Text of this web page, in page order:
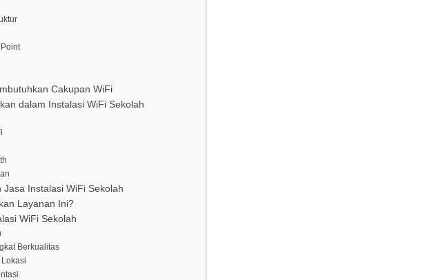
Cakupan WiFi
dalam Instalasi WiFi Sekolah
Instalasi WiFi Sekolah
Layanan Ini?
WiFi Sekolah
Berkualitas